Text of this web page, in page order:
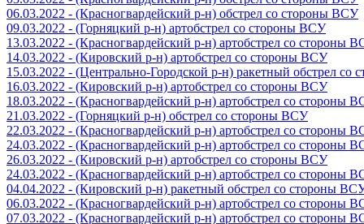
06.03.2022 - (Красногвардейский р-н) обстрел со стороны ВСУ
09.03.2022 - (Горняцкий р-н) артобстрел со стороны ВСУ
13.03.2022 - (Красногвардейский р-н) артобстрел со стороны
14.03.2022 - (Кировский р-н) артобстрел со стороны ВСУ
15.03.2022 - (Центрально-Городской р-н) ракетный обстрел со
16.03.2022 - (Кировский р-н) артобстрел со стороны ВСУ
18.03.2022 - (Красногвардейский р-н) артобстрел со стороны
21.03.2022 - (Горняцкий р-н) обстрел со стороны ВСУ
22.03.2022 - (Красногвардейский р-н) артобстрел со стороны
24.03.2022 - (Красногвардейский р-н) артобстрел со стороны
26.03.2022 - (Кировский р-н) артобстрел со стороны ВСУ
24.03.2022 - (Красногвардейский р-н) артобстрел со стороны
04.04.2022 - (Кировский р-н) ракетный обстрел со стороны
06.03.2022 - (Красногвардейский р-н) артобстрел со стороны
07.03.2022 - (Красногвардейский р-н) артобстрел со стороны